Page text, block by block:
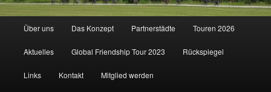
HauptmenüÜber uns Das Konzept Partnerstädte Touren 2026
Aktuelles Global Friendship Tour 2023 Rückspiegel
Links Kontakt Mitglied werden